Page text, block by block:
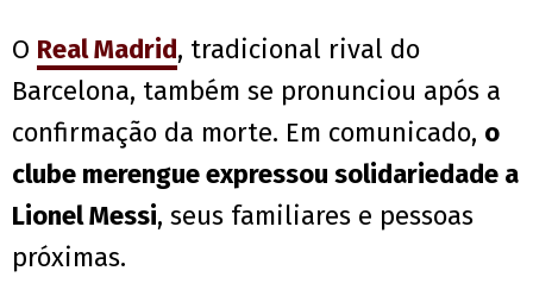
O Real Madrid, tradicional rival do
Barcelona, também se pronunciou após a
confirmação da morte. Em comunicado, o
clube merengue expressou solidariedade a
Lionel Messi, seus familiares e pessoas
próximas.